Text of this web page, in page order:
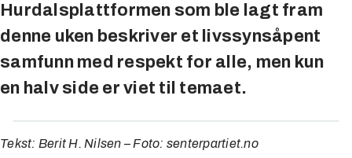
Hurdalsplattformen som ble lagt fram
denne uken beskriver et livssynsåpent
samfunn med respekt for alle, men kun
en halv side er viet til temaet.
Tekst: Berit H. Nilsen – Foto: senterpartiet.no